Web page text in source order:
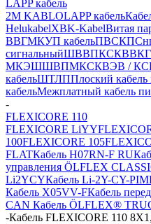
LAPP кабель
2M KABLOLAPP кабель
HelukabelXBK-KabelВитая
ВВГМКУП кабельПВС
сигнальныйШВВПКСКВВ
МКЭШШВПМКСКВЭВ /
кабельШТЛППлоский
кабельМежплатный кабель
-
FLEXICORE 110
FLEXICORE LiYY
100FLEXICORE 105
FLATКабель H07RN-F RU
управления ÖLFLEX
Li2YCYКабель Li-2Y-CY-
Кабель X05VV-FКабель
CAN Кабель ÖLFLEX®
-Кабель FLEXICORE 110